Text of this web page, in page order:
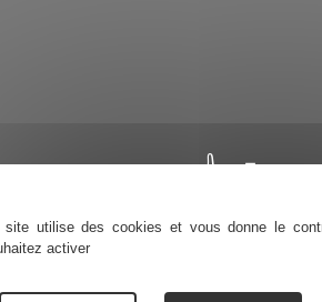
site utilise des cookies et vous donne le
activer